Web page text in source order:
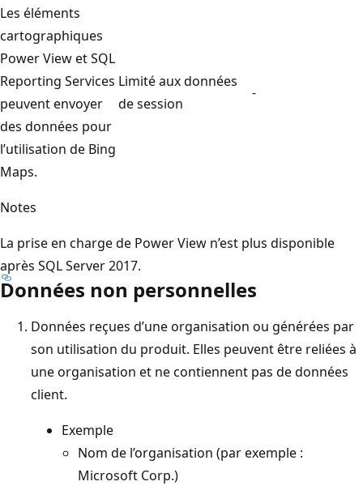
Les éléments
cartographiques
Power View et SQL
Reporting Services
peuvent envoyer
des données pour
l’utilisation de Bing
Maps.
Limité aux données
de session
-
Notes
La prise en charge de Power View n’est plus disponible
après SQL Server 2017.
Données non personnelles
Données reçues d’une organisation ou générées par
son utilisation du produit. Elles peuvent être reliées à
une organisation et ne contiennent pas de données
client.
Exemple
Nom de l’organisation (par exemple :
Microsoft Corp.)